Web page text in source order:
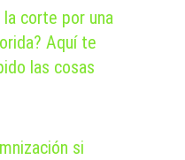
corte por una
Aquí te
las cosas
si